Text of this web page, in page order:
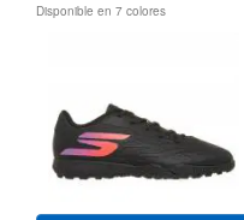
Disponible en 7 colores